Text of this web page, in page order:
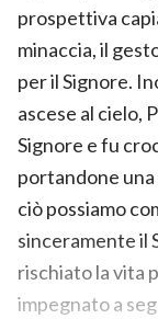
prospettiva
minaccia, il
per il Signore.
ascese al cielo,
Signore e fu
portandone
ciò possiamo
sinceramente il
rischiato la vita
impegnato a